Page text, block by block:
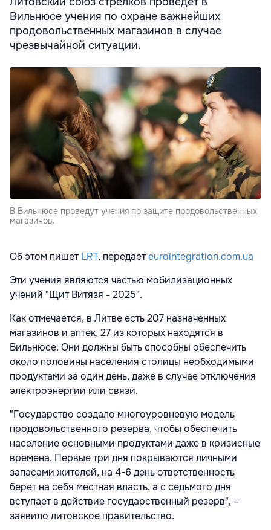
Вильнюсе учения по охране важнейших
продовольственных магазинов в случае
чрезвычайной ситуации.
В Вильнюсе проведут учения по защите продовольственных
магазинов.
Об этом пишетLRT, передаетeurointegration.com.ua
Эти учения являются частью мобилизационных
учений "Щит Витязя - 2025".
Как отмечается, в Литве есть 207 назначенных
магазинов и аптек, 27 из которых находятся в
Вильнюсе. Они должны быть способны обеспечить
около половины населения столицы необходимыми
продуктами за один день, даже в случае отключения
электроэнергии или связи.
"Государство создало многоуровневую модель
продовольственного резерва, чтобы обеспечить
население основными продуктами даже в кризисные
времена. Первые три дня покрываются личными
запасами жителей, на 4-6 день ответственность
берет на себя местная власть, а с седьмого дня
вступает в действие государственный резерв", –
заявило литовское правительство.